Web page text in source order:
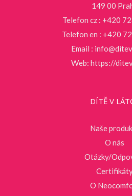
149 00
Telefon cz : +420
Telefon en : +420
Email :
Web: https://
DÍTĚ V
Naše
O nás
Otázky/
O